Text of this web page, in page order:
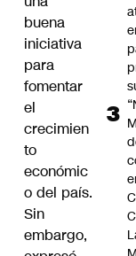
buena
iniciativa
para
fomentar
el
crecimien
to
económic
o del país.
Sin
embargo,